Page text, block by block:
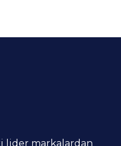
lider markalardan